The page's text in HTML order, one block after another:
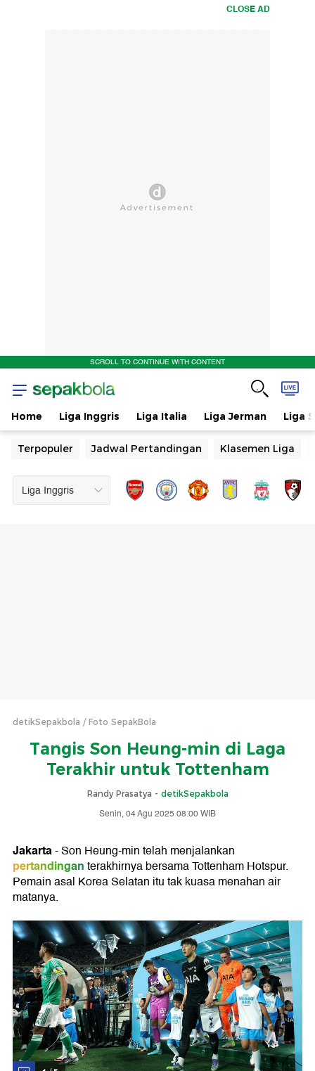
CLOSE AD
SCROLL TO CONTINUE WITH CONTENT
Home Liga Inggris Liga Italia Liga Jerman Liga
Terpopuler Jadwal Pertandingan Klasemen Liga
detikSepakbola Foto SepakBola
Tangis Son Heung-min di Laga
Terakhir untuk Tottenham
Randy Prasatya - detikSepakbola
Senin, 04 Agu 2025 08:00 WIB
Jakarta- Son Heung-min telah menjalankan
pertandinganterakhirnya bersama Tottenham Hotspur.
Pemain asal Korea Selatan itu tak kuasa menahan air
matanya.